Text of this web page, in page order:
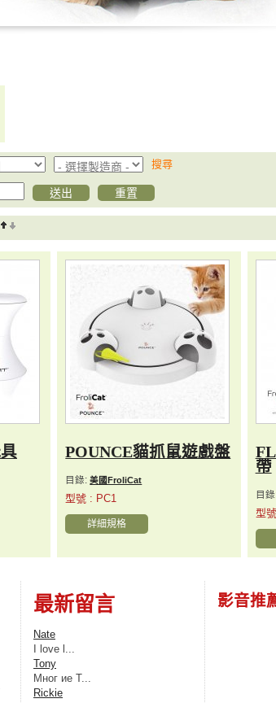
搜尋
POUNCE貓抓鼠遊戲盤
目錄:美國FroliCat
型號 : PC1
詳細規格
帶
目
型
最新留言
Nate
I love l...
Tony
Мног ие Т...
Rickie
影音推